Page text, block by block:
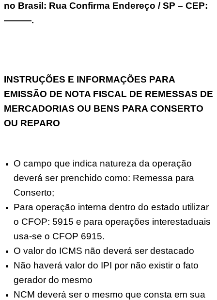
no Brasil: Rua Confirma Endereço / SP – CEP:
———.
INSTRUÇÕES E INFORMAÇÕES PARA
EMISSÃO DE NOTA FISCAL DE REMESSAS DE
MERCADORIAS OU BENS PARA CONSERTO
OU REPARO
O campo que indica natureza da operação
deverá ser prenchido como: Remessa para
Conserto;
Para operação interna dentro do estado utilizar
o CFOP: 5915 e para operações interestaduais
usa-se o CFOP 6915.
O valor do ICMS não deverá ser destacado
Não haverá valor do IPI por não existir o fato
gerador do mesmo
NCM deverá ser o mesmo que consta em sua